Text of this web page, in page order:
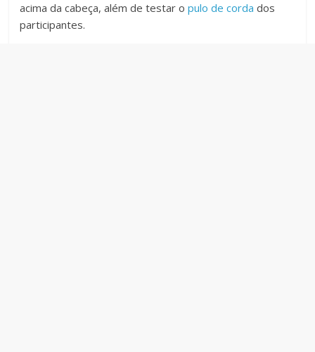
acima da cabeça, além de testar opulo de corda dos
participantes.